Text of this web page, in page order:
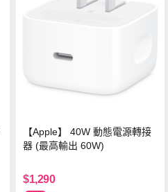
【Apple】 40W 動態電源轉接
器 (最高輸出 60W)
$1,290